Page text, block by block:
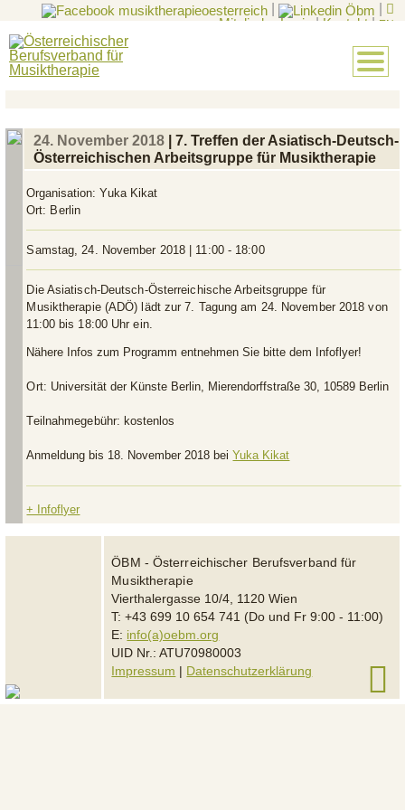
Mitglieder-Login
| Kontakt | EN
24. November 2018 | 7. Treffen der Asiatisch-Deutsch-
Österreichischen Arbeitsgruppe für Musiktherapie
Organisation:Yuka Kikat
Ort: Berlin
Samstag, 24. November 2018 | 11:00 - 18:00
Die Asiatisch-Deutsch-Österreichische Arbeitsgruppe für
Musiktherapie (ADÖ) lädt zur 7. Tagung am 24. November 2018 von
11:00 bis 18:00 Uhr ein.
Nähere Infos zum Programm entnehmen Sie bitte dem Infoflyer!
Ort: Universität der Künste Berlin, Mierendorffstraße 30, 10589 Berlin
Teilnahmegebühr: kostenlos
Anmeldung bis 18. November 2018 beiYuka Kikat
+ Infoflyer
ÖBM - Österreichischer Berufsverband für
Musiktherapie
Vierthalergasse 10/4, 1120 Wien
T: +43 699 10 654 741 (Do und Fr 9:00 - 11:00)
E: info(a)oebm.org
UID Nr.: ATU70980003
Impressum
Datenschutzerklärung